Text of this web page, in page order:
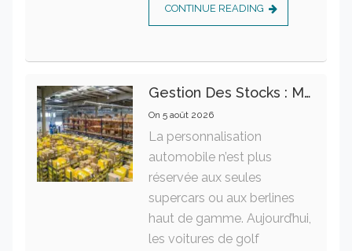
CONTINUE READING
Gestion Des Stocks : Meilleures Pratiques Intralogistiques
On 5 août 2026
La personnalisation
automobile n’est plus
réservée aux seules
supercars ou aux berlines
haut de gamme. Aujourd’hui,
les voitures de golf